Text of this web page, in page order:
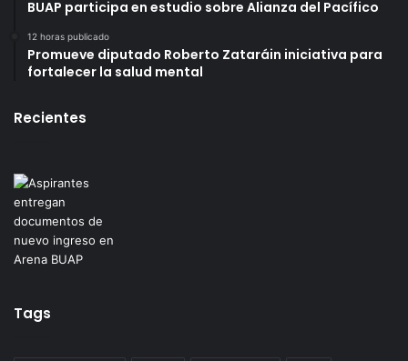
BUAP participa en estudio sobre Alianza del Pacífico
12 horas publicado
Promueve diputado Roberto Zataráin iniciativa para
fortalecer la salud mental
Recientes
Tags